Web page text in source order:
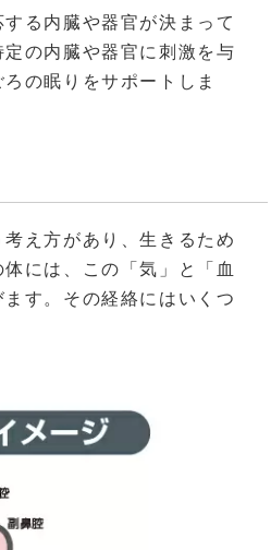
る内臓や器官が決まって
の内臓や器官に刺激を与
の眠りをサポートしま
え方があり、生きるため
には、この「気」と「血
す。その経絡にはいくつ